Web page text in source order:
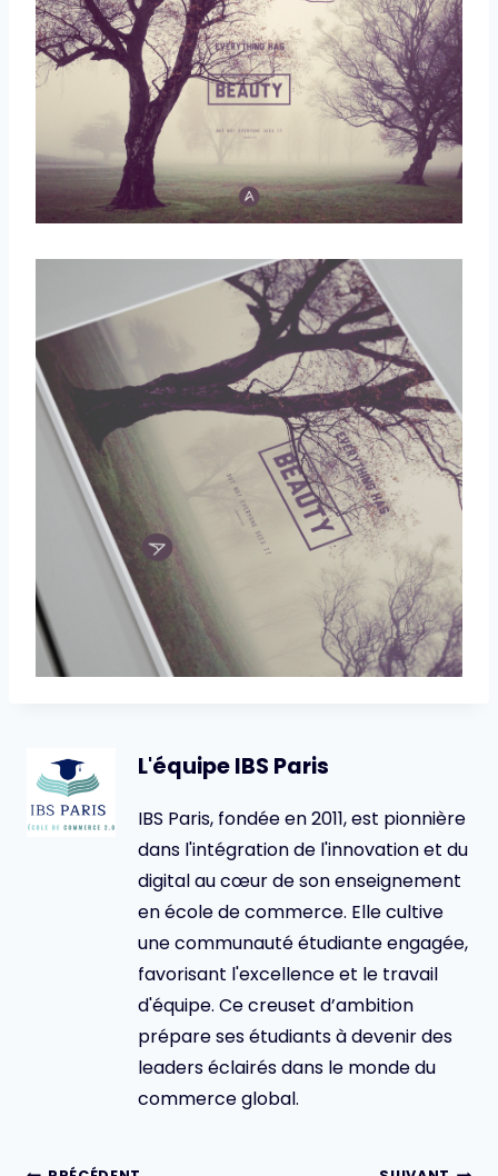
L'équipe IBS Paris
IBS Paris, fondée en 2011, est pionnière
dans l'intégration de l'innovation et du
digital au cœur de son enseignement
en école de commerce. Elle cultive
une communauté étudiante engagée,
favorisant l'excellence et le travail
d'équipe. Ce creuset d’ambition
prépare ses étudiants à devenir des
leaders éclairés dans le monde du
commerce global.